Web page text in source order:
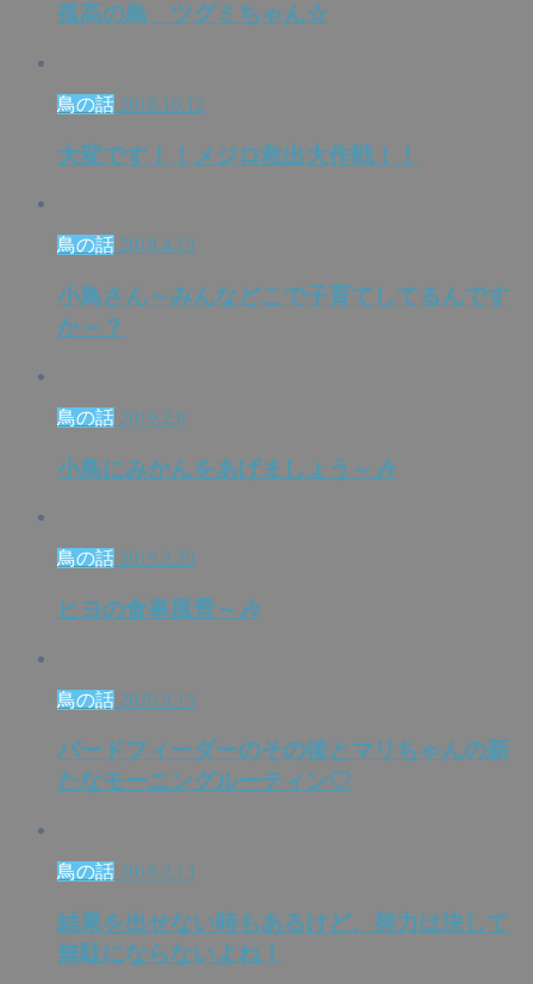
孤高の鳥 ツグミちゃん☆
鳥の話 2018.10.12
大変です！！メジロ救出大作戦！！
鳥の話 2018.4.19
小鳥さん～みんなどこで子育てしてるんです
か～？
鳥の話 2019.2.8
小鳥にみかんをあげましょう～🎶
鳥の話 2019.2.20
ヒヨの食事風景～🎶
鳥の話 2020.9.15
バードフィーダーのその後とマリちゃんの新
たなモーニングルーティン♡
鳥の話 2018.2.13
結果を出せない時もあるけど、努力は決して
無駄にならないよね！